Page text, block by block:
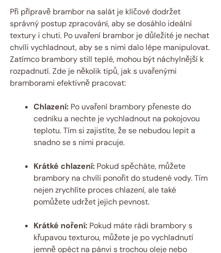
Při přípravě brambor na salát je klíčové dodržet
správný postup zpracování, aby se dosáhlo ideální
textury i chuti. Po uvaření brambor je důležité je nechat
chvíli vychladnout, aby se s nimi dalo lépe manipulovat.
Zatímco brambory still teplé, mohou být náchylnější k
rozpadnutí. Zde je několik tipů, jak s uvařenými
bramborami efektivně pracovat:
Chlazení: Po uvaření brambory přeneste do
cedníku a nechte je vychladnout na pokojovou
teplotu. Tím si zajistíte, že se nebudou lepit a
snadno se s nimi pracuje.
Krátké chlazení: Pokud spěcháte, můžete
brambory na chvíli ponořit do studené vody. Tím
nejen zrychlíte proces chlazení, ale také
pomůžete udržet jejich pevnost.
Krátké noření: Pokud máte rádi brambory s
křupavou texturou, můžete je po vychladnutí
jemně opéct na pánvi s trochou oleje nebo